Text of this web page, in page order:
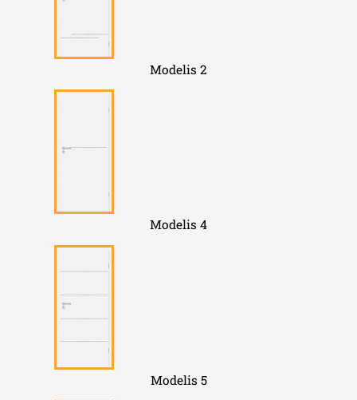
Modelis 2
Modelis 4
Modelis 5